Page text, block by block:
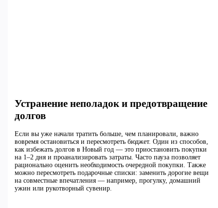
Устранение неполадок и предотвращение
долгов
Если вы уже начали тратить больше, чем планировали, важно
вовремя остановиться и пересмотреть бюджет. Один из способов,
как избежать долгов в Новый год — это приостановить покупки
на 1–2 дня и проанализировать затраты. Часто пауза позволяет
рационально оценить необходимость очередной покупки. Также
можно пересмотреть подарочные списки: заменить дорогие вещи
на совместные впечатления — например, прогулку, домашний
ужин или рукотворный сувенир.